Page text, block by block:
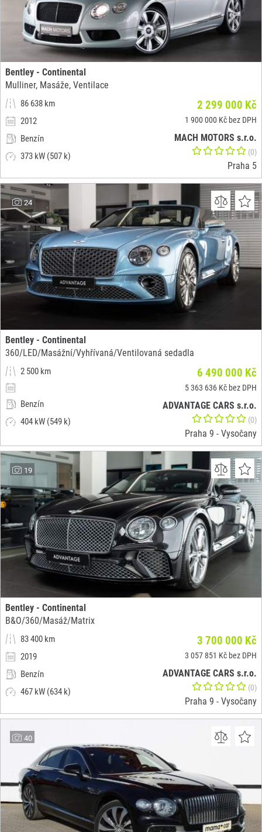
Bentley - Continental
Mulliner, Masáže, Ventilace
86 638 km
2012
Benzín
373 kW (507 k)
2 299 000 Kč
1 900 000 Kč bez DPH
MACH MOTORS s.r.o.
(0)
Praha 5
24
Bentley - Continental
360/LED/Masážní/Vyhřívaná/Ventilovaná sedadla
2 500 km
Benzín
404 kW (549 k)
6 490 000 Kč
5 363 636 Kč bez DPH
ADVANTAGE CARS s.r.o.
(0)
Praha 9 - Vysočany
19
Bentley - Continental
B&O/360/Masáž/Matrix
83 400 km
2019
Benzín
467 kW (634 k)
3 700 000 Kč
3 057 851 Kč bez DPH
ADVANTAGE CARS s.r.o.
(0)
Praha 9 - Vysočany
40